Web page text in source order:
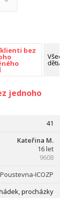
bez
děti/
jednoho
41
Kateřina M.
16 let
9608
ICOZP
procházky